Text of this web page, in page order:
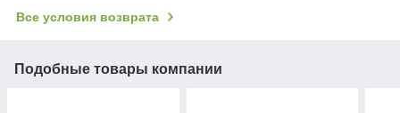
Все условия возврата
Подобные товары компании